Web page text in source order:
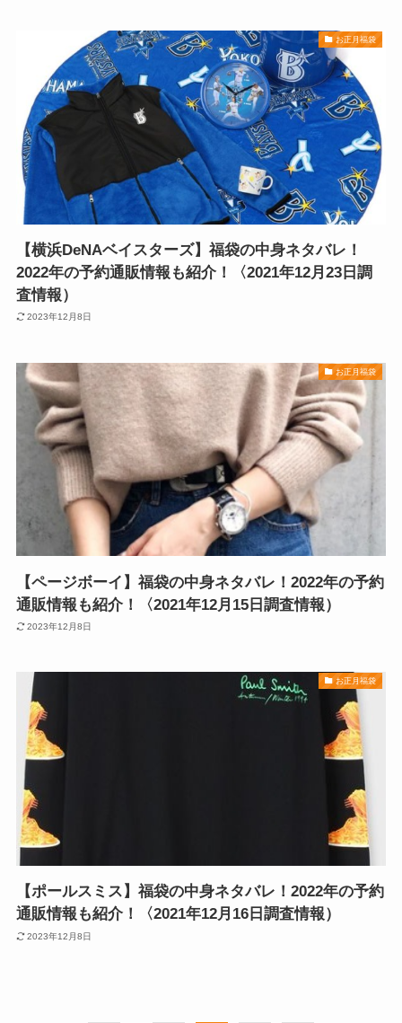
お正月福袋
【横浜DeNAベイスターズ】福袋の中身ネタバレ！
2022年の予約通販情報も紹介！〈2021年12月23日調
査情報）
2023年12月8日
お正月福袋
【ページボーイ】福袋の中身ネタバレ！2022年の予約
通販情報も紹介！〈2021年12月15日調査情報）
2023年12月8日
お正月福袋
【ポールスミス】福袋の中身ネタバレ！2022年の予約
通販情報も紹介！〈2021年12月16日調査情報）
2023年12月8日